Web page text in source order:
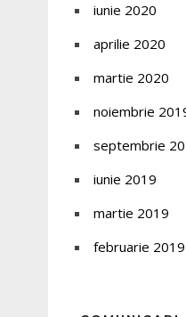
iunie 2020
aprilie 2020
martie 2020
noiembrie
septembrie
iunie 2019
martie 2019
februarie 2019